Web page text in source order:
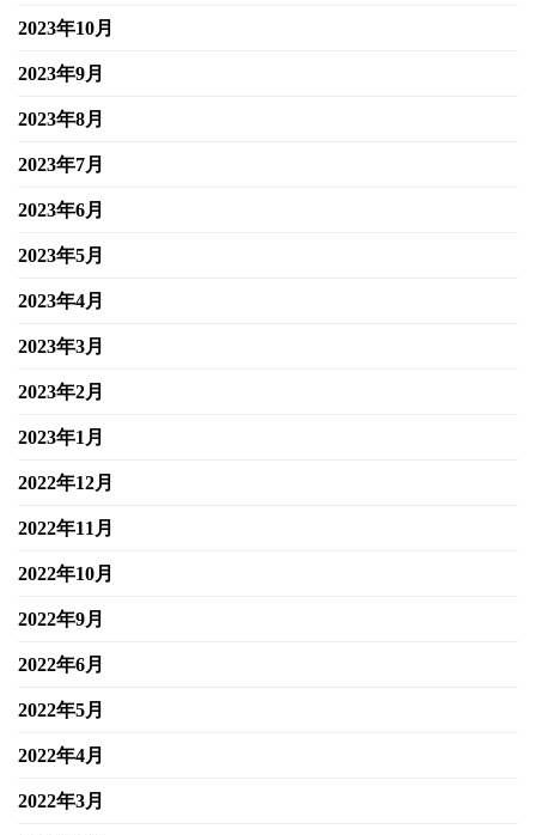
2023年10月
2023年9月
2023年8月
2023年7月
2023年6月
2023年5月
2023年4月
2023年3月
2023年2月
2023年1月
2022年12月
2022年11月
2022年10月
2022年9月
2022年6月
2022年5月
2022年4月
2022年3月